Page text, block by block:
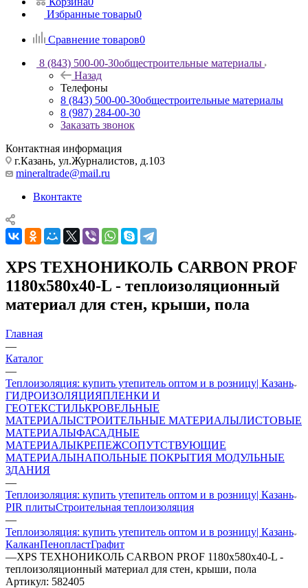
Избранные товары0
Сравнение товаров0
8 (843) 500-00-30общестроительные материалы
Назад
Телефоны
8 (843) 500-00-30общестроительные материалы
8 (987) 284-00-30
Заказать звонок
Контактная информация
г.Казань, ул.Журналистов, д.103
mineraltrade@mail.ru
Вконтакте
XPS ТЕХНОНИКОЛЬ CARBON PROF
1180х580х40-L - теплоизоляционный
материал для стен, крыши, пола
Главная
—
Каталог
—
Теплоизоляция: купить утепитель оптом и в розницу| Казань
ГИДРОИЗОЛЯЦИЯПЛЕНКИ И
ГЕОТЕКСТИЛЬКРОВЕЛЬНЫЕ
МАТЕРИАЛЫСТРОИТЕЛЬНЫЕ МАТЕРИАЛЫЛИСТОВЫЕ
МАТЕРИАЛЫФАСАДНЫЕ
МАТЕРИАЛЫКРЕПЕЖСОПУТСТВУЮЩИЕ
МАТЕРИАЛЫНАПОЛЬНЫЕ ПОКРЫТИЯ МОДУЛЬНЫЕ
ЗДАНИЯ
—
Теплоизоляция: купить утепитель оптом и в розницу| Казань
PIR плитыСтроительная теплоизоляция
—
Теплоизоляция: купить утепитель оптом и в розницу| Казань
КалканПенопластГрафит
—XPS ТЕХНОНИКОЛЬ CARBON PROF 1180х580х40-L -
теплоизоляционный материал для стен, крыши, пола
Артикул: 582405